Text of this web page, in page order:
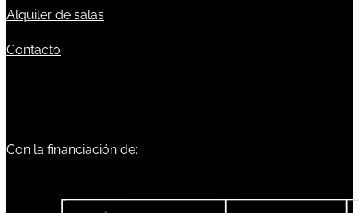
Alquiler de salas
Contacto
Con la financiación de: